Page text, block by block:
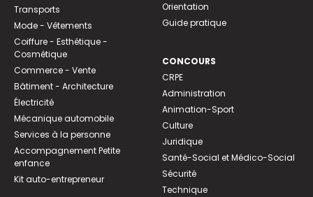
Transports
Mode - Vêtements
Coiffure - Esthétique -
Cosmétique
Commerce - Vente
Bâtiment - Architecture
Électricité
Mécanique automobile
Services à la personne
Accompagnement Petite
enfance
Kit auto-entrepreneur
Orientation
Guide pratique
CONCOURS
CRPE
Administration
Animation-Sport
Culture
Juridique
Santé-Social et Médico-Social
Sécurité
Technique